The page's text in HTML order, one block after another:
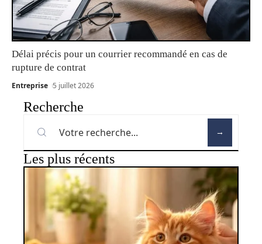
Délai précis pour un courrier recommandé en cas de
rupture de contrat
Entreprise 5 juillet 2026
Recherche
Les plus récents